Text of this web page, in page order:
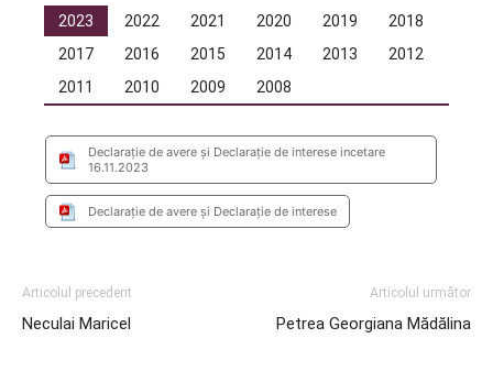
2023 2022 2021 2020 2019
2018
2017
2016 2015 2014 2013
2012
2011
2010 2009 2008
Declarație de avere și Declarație de interese incetare
16.11.2023
Declarație de avere și Declarație de interese
Articolul precedent
Neculai Maricel
Articolul următor
Petrea Georgiana Mădălina